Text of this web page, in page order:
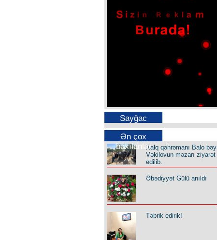
Sayğac
Ən çox
baxılanlarXalq qəhrəmanı Balo bəy
Vəkilovun məzarı ziyarət
edilib.
Əbədiyyət Gülü anıldı
Təbrik edirik!